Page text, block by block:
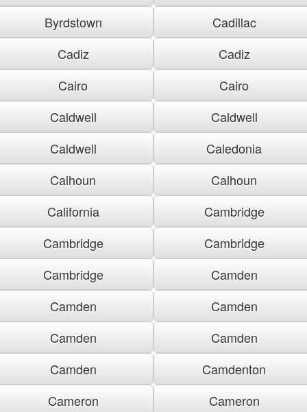
Byrdstown
Cadillac
Cadiz
Cadiz
Cairo
Cairo
Caldwell
Caldwell
Caldwell
Caledonia
Calhoun
Calhoun
California
Cambridge
Cambridge
Cambridge
Cambridge
Camden
Camden
Camden
Camden
Camden
Camden
Camdenton
Cameron
Cameron